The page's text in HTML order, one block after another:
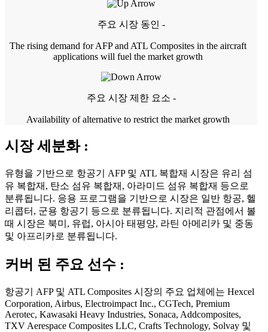
주요 시장 동인 -
The rising demand for AFP and ATL Composites in the aircraft
applications will fuel the market growth
주요 시장 제한 요소 -
Availability of alternative to restrict the market growth
시장 세분화 :
유형을 기반으로 항공기 AFP 및 ATL 복합재 시장은 유리 섬
유 복합재, 탄소 섬유 복합재, 아라미드 섬유 복합재 등으로
분류됩니다. 응용 프로그램을 기반으로 시장은 일반 항공, 헬
리콥터, 군용 항공기 등으로 분류됩니다. 지리적 관점에서 볼
때 시장은 북미, 유럽, 아시아 태평양, 라틴 아메리카 및 중동
및 아프리카로 분류됩니다.
커버 된 주요 선수 :
항공기 AFP 및 ATL Composites 시장의 주요 업체에는 Hexcel
Corporation, Airbus, Electroimpact Inc., CGTech, Premium
Aerotec, Kawasaki Heavy Industries, Sonaca, Addcomposites,
TXV Aerespace Composites LLC, Crafts Technology, Solvay 및